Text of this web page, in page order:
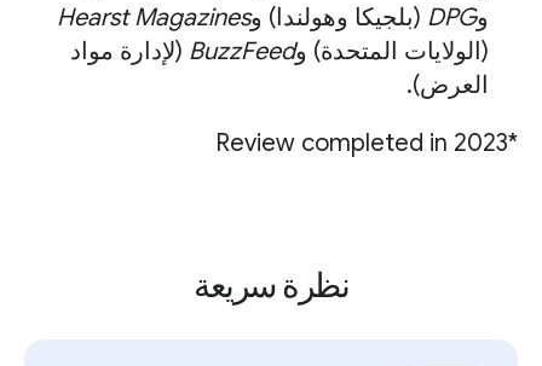
وDPG (بلجيكا وهولندا) وHearst Magazines
(الولايات المتحدة) وBuzzFeed (لإدارة مواد
العرض).
*Review completed in 2023
نظرة سريعة